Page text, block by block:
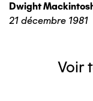
Dwight
21 décembre 1981
Voir